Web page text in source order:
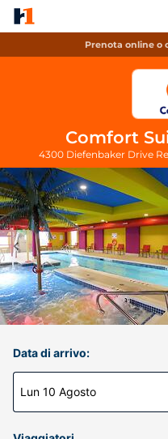
Prenota online o
Comfort
4300 Diefenbaker Drive
Data di arrivo:
Lun 10 Agosto